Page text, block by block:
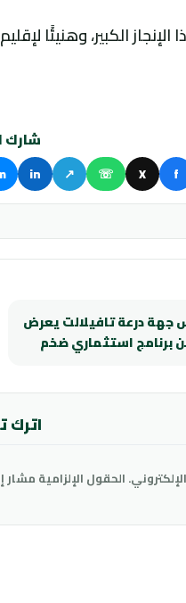
الإنجاز الكبير، وهنيئًا
شارك
f
X
☏
↗
in
درعة تافيلالت يعرض
استثماري ضخم
اترك
الحقول الإلزامية مشار